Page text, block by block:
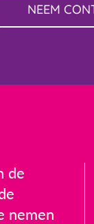
NEEM
de
nemen